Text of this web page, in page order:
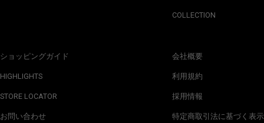
ショッピングガイド
HIGHLIGHTS
STORE LOCATOR
お問い合わせ
COLLECTION
会社概要
利用規約
採用情報
特定商取引法に基づく表示